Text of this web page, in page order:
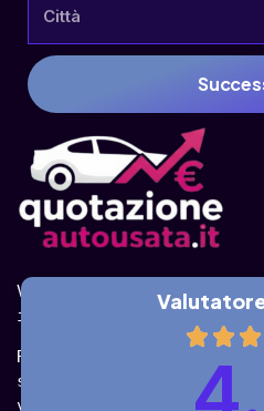
Valuta la tua auto
istanti.
Ricevi la quotazione
sceglierla come venderla
veloce e rapido!